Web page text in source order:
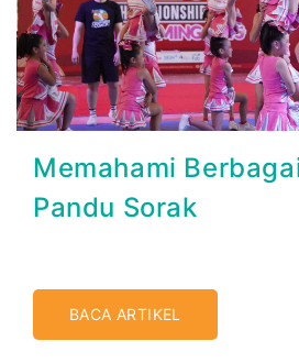
Memahami
Pandu Sorak
BACA ARTIKEL